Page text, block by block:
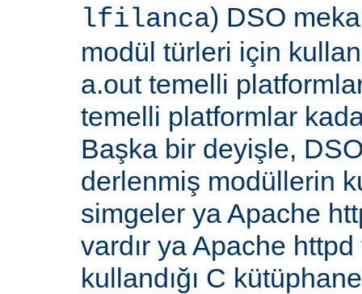
lfilanca) DSO
modül türleri için
a.out temelli
temelli platformlar
Başka bir deyişle,
derlenmiş modüllerin
simgeler ya Apache
vardır ya Apache
kullandığı C